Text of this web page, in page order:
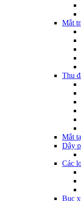
Mắt
Thu
Mắt
Dây
Các
Bục